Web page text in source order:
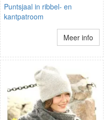
Puntsjaal in ribbel- en
kantpatroom
Meer info